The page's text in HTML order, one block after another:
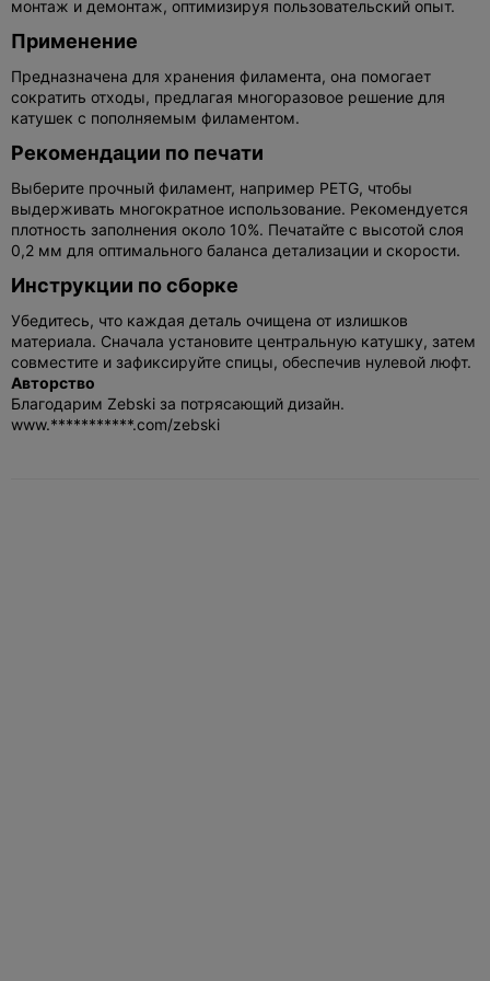
монтаж и демонтаж, оптимизируя пользовательский опыт.
Применение
Предназначена для хранения филамента, она помогает
сократить отходы, предлагая многоразовое решение для
катушек с пополняемым филаментом.
Рекомендации по печати
Выберите прочный филамент, например PETG, чтобы
выдерживать многократное использование. Рекомендуется
плотность заполнения около 10%. Печатайте с высотой слоя
0,2 мм для оптимального баланса детализации и скорости.
Инструкции по сборке
Убедитесь, что каждая деталь очищена от излишков
материала. Сначала установите центральную катушку, затем
совместите и зафиксируйте спицы, обеспечив нулевой люфт.
Авторство
Благодарим Zebski за потрясающий дизайн.
www.***********.com/zebski